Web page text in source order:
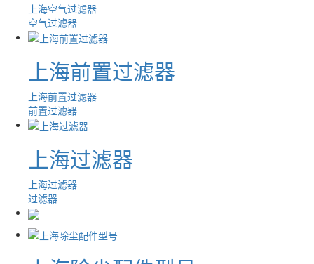
上海空气过滤器
空气过滤器
上海前置过滤器
上海前置过滤器
前置过滤器
上海过滤器
上海过滤器
过滤器